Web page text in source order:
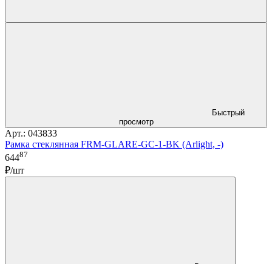
Быстрый
просмотр
Арт.: 043833
Рамка стеклянная FRM-GLARE-GC-1-BK (Arlight, -)
64487
₽/шт